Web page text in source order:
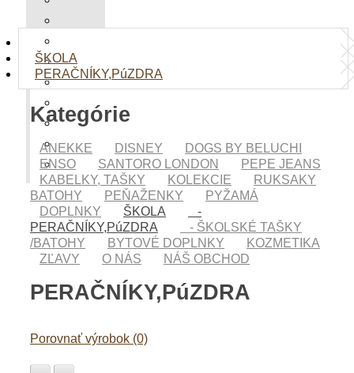
BALLERINA
COZY
MOTOGP
PRO DG
ŠKOLA
PERAČNÍKY,PúZDRA
Kategórie
ANEKKE DISNEY
DOGS BY BELUCHI
ENSO
SANTORO LONDON
PEPE JEANS
KABELKY, TAŠKY
KOLEKCIE
RUKSAKY
BATOHY
PEŇAŽENKY
PYŽAMÁ
DOPLNKY
ŠKOLA
-
PERAČNÍKY,PúZDRA
- ŠKOLSKÉ TAŠKY
/BATOHY
BYTOVÉ DOPLNKY
KOZMETIKA
ZĽAVY
O NÁS NÁŠ OBCHOD
PERAČNÍKY,PúZDRA
Porovnať výrobok (0)